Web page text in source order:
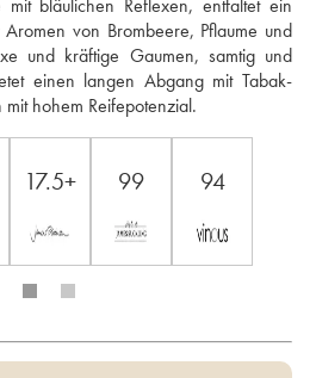
mit bläulichen Reflexen, entfaltet ein
von Brombeere, Pflaume und
und kräftige Gaumen, samtig und
einen langen Abgang mit Tabak-
hohem Reifepotenzial.
17.5+ 99 94